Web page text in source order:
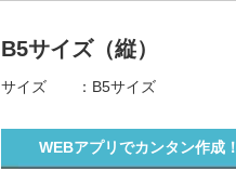
B5サイズ（縦）
サイズ ： B5サイズ
WEBアプリでカンタン作成！